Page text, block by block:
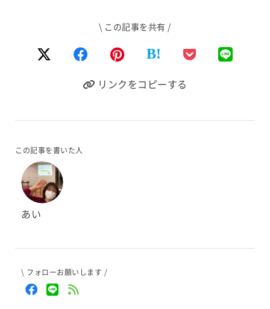
\ この記事を共有 /
B!
リンクをコピーする
この記事を書いた人
あい
\ フォローお願いします /